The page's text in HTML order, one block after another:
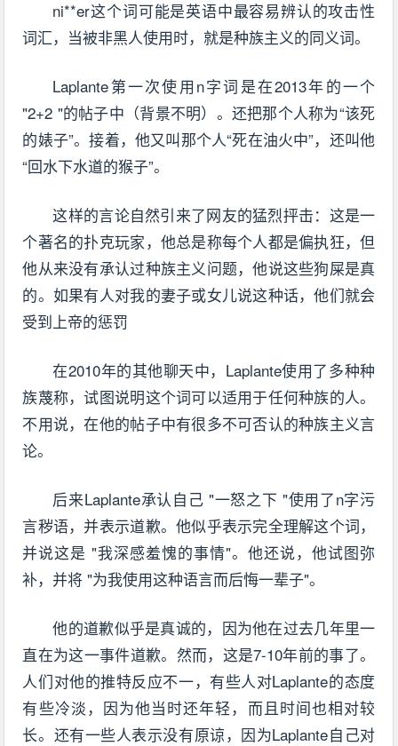
ni**er这个词可能是英语中最容易辨认的攻击性
词汇，当被非黑人使用时，就是种族主义的同义词。
Laplante第一次使用n字词是在2013年的一个
"2+2 "的帖子中（背景不明）。还把那个人称为“该死
的婊子”。接着，他又叫那个人“死在油火中”，还叫他
“回水下水道的猴子”。
这样的言论自然引来了网友的猛烈抨击：这是一
个著名的扑克玩家，他总是称每个人都是偏执狂，但
他从来没有承认过种族主义问题，他说这些狗屎是真
的。如果有人对我的妻子或女儿说这种话，他们就会
受到上帝的惩罚
在2010年的其他聊天中，Laplante使用了多种种
族蔑称，试图说明这个词可以适用于任何种族的人。
不用说，在他的帖子中有很多不可否认的种族主义言
论。
后来Laplante承认自己 "一怒之下 "使用了n字污
言秽语，并表示道歉。他似乎表示完全理解这个词，
并说这是 "我深感羞愧的事情"。他还说，他试图弥
补，并将 "为我使用这种语言而后悔一辈子"。
他的道歉似乎是真诚的，因为他在过去几年里一
直在为这一事件道歉。然而，这是7-10年前的事了。
人们对他的推特反应不一，有些人对Laplante的态度
有些冷淡，因为他当时还年轻，而且时间也相对较
长。还有一些人表示没有原谅，因为Laplante自己对